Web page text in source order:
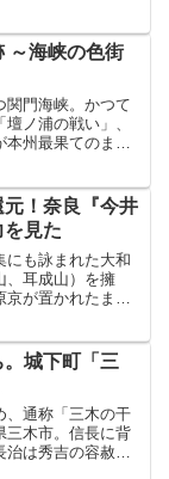
遊女たちは、過
客と...
～海峡の色街
関門海峡。かつて
ノ浦の戦い」、
本州最果てのまち
やく足を運ぶこと
、下...
！奈良『今井
見た
にも詠まれた大和
、耳成山）を擁
が置かれたまさ
町並みが残って
戦国...
城下町「三
、通称「三木の干
三木市。信長に背
治は秀吉の容赦な